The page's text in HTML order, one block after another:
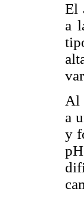
El
a
Al
a
y